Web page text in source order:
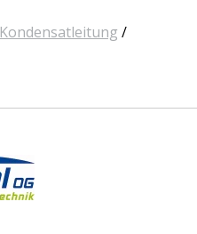
Kondensatleitung /